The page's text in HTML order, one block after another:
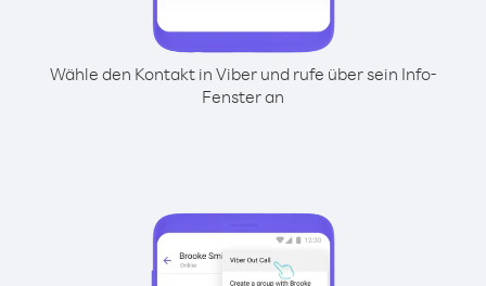
Wähle den Kontakt in Viber und rufe über sein Info-
Fenster an